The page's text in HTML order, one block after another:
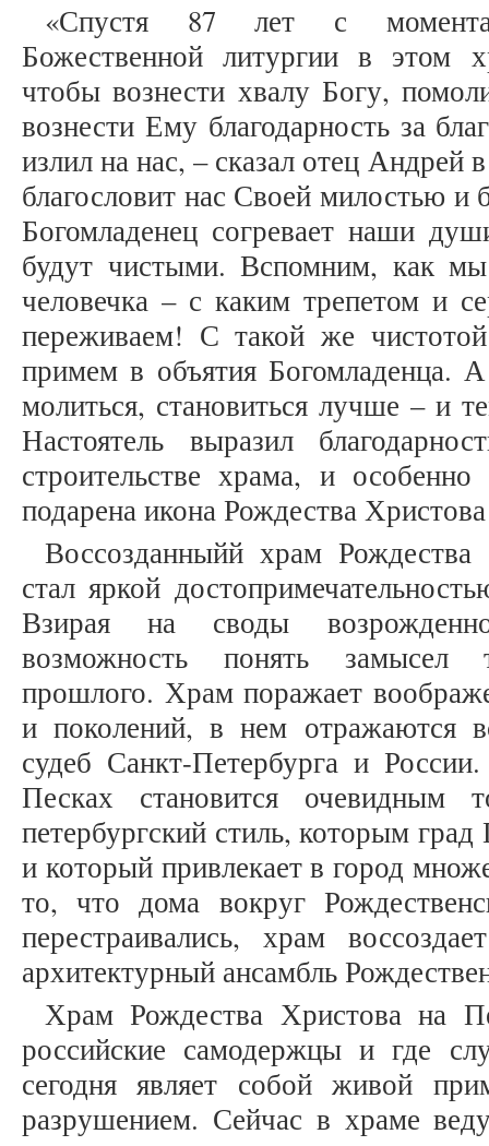
«Спустя 87 лет с момента
Божественной литургии в этом
чтобы вознести хвалу Богу,
вознести Ему благодарность за
излил на нас, – сказал отец Андрей
благословит нас Своей милостью и
Богомладенец согревает наши
будут чистыми. Вспомним, как
человечка – с каким трепетом и
переживаем! С такой же
примем в объятия Богомладенца.
молиться, становиться лучше – и
Настоятель выразил
строительстве храма, и
подарена икона Рождества
Воссозданныйй храм
стал яркой
Взирая на своды
возможность понять замысел
прошлого. Храм поражает
и поколений, в нем отражаются
судеб Санкт-Петербурга и
Песках становится очевидным
петербургский стиль, которым
и который привлекает в город
то, что дома вокруг
перестраивались, храм
архитектурный ансамбль
Храм Рождества Христова на
российские самодержцы и где
сегодня являет собой живой
разрушением. Сейчас в храме